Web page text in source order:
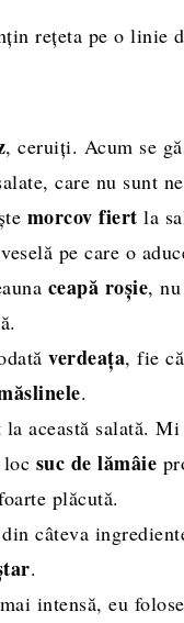
rețeta pe o linie
, ceruiți. Acum se
care nu sunt
morcov fiert la
pe care o
ceapă roșie,
verdeața, fie
.
această salată.
loc suc de lămâie
plăcută.
câteva
.
intensă, eu